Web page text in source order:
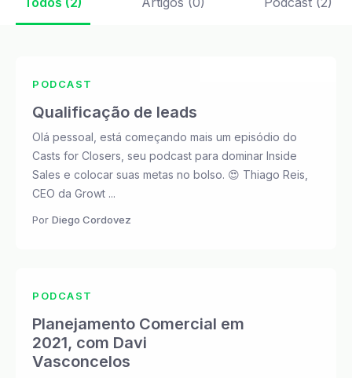
PODCAST
Qualificação de leads
Olá pessoal, está começando mais um episódio do
Casts for Closers, seu podcast para dominar Inside
Sales e colocar suas metas no bolso. 😍 Thiago Reis,
CEO da Growt ...
Por Diego Cordovez
PODCAST
Planejamento Comercial em
2021, com Davi
Vasconcelos